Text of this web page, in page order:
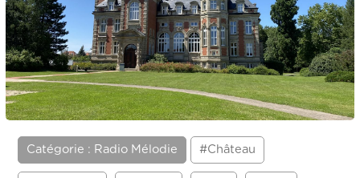
Catégorie : Radio Mélodie #Château